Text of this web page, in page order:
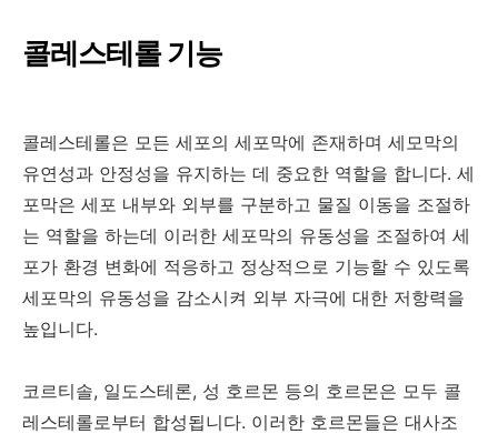
콜레스테롤 기능
콜레스테롤은 모든 세포의 세포막에 존재하며 세모막의
유연성과 안정성을 유지하는 데 중요한 역할을 합니다. 세
포막은 세포 내부와 외부를 구분하고 물질 이동을 조절하
는 역할을 하는데 이러한 세포막의 유동성을 조절하여 세
포가 환경 변화에 적응하고 정상적으로 기능할 수 있도록
세포막의 유동성을 감소시켜 외부 자극에 대한 저항력을
높입니다.
코르티솔, 일도스테론, 성 호르몬 등의 호르몬은 모두 콜
레스테롤로부터 합성됩니다. 이러한 호르몬들은 대사조